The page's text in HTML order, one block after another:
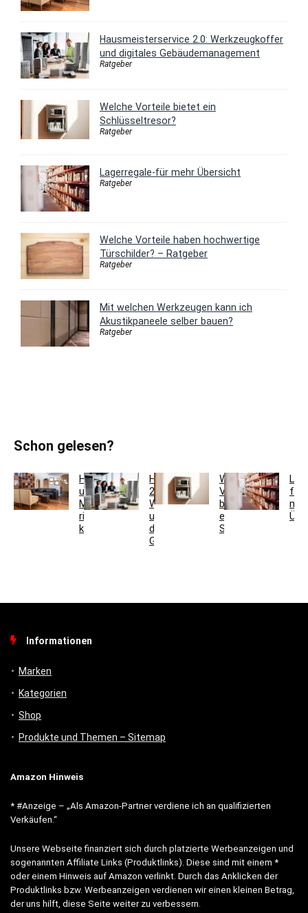
Hausmeisterservice 2.0: Werkzeugkoffer
und digitales Gebäudemanagement
Ratgeber
Welche Vorteile bietet ein
Schlüsseltresor?
Ratgeber
Lagerregale-für mehr Übersicht
Ratgeber
Welche Vorteile haben hochwertige
Türschilder? – Ratgeber
Ratgeber
Mit welchen Werkzeugen kann ich
Akustikpaneele selber bauen?
Ratgeber
Schon gelesen?
Holzfarben
und
Möbel
richtig
kombinieren
Hausmeisterservice
2.0:
Werkzeugkoffer
und
digitales
Gebäudemanagement
Welche
Vorteile
bietet
ein
Schlüsseltresor?
für
Informationen
Marken
Kategorien
Shop
Produkte und Themen – Sitemap
Amazon Hinweis
* #Anzeige – „Als Amazon-Partner verdiene ich an qualifizierten
Verkäufen.“
Unsere Webseite finanziert sich durch platzierte Werbeanzeigen und
sogenannten Affiliate Links (Produktlinks). Diese sind mit einem *
oder einem Hinweis auf Amazon verlinkt. Durch das Anklicken der
Produktlinks bzw. Werbeanzeigen verdienen wir einen kleinen Betrag,
der uns hilft, diese Seite weiter zu verbessern.